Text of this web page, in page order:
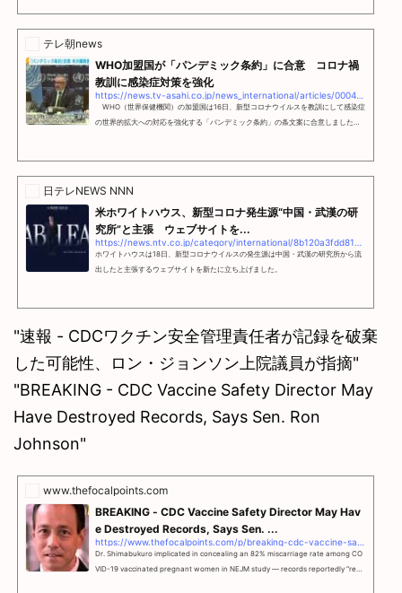
テレ朝news
WHO加盟国が「パンデミック条約」に合意 コロナ禍
教訓に感染症対策を強化
WHO（世界保健機関）の加盟国は16日、新型コロナウイルスを教訓にして感染症
の世界的拡大への対応を強化する「パンデミック条約」の条文案に合意しました。
ることやワクチンなどを製造する技術や知見を発展途上国に提...
日テレNEWS NNN
米ホワイトハウス、新型コロナ発生源“中国・武漢の研
究所”と主張 ウェブサイトを...
ホワイトハウスは18日、新型コロナウイルスの発生源は中国・武漢の研究所から流
出したと主張するウェブサイトを新たに立ち上げました。
"速報 - CDCワクチン安全管理責任者が記録を破棄
した可能性、ロン・ジョンソン上院議員が指摘"
"BREAKING - CDC Vaccine Safety Director May
Have Destroyed Records, Says Sen. Ron
Johnson"
www.thefocalpoints.com
BREAKING - CDC Vaccine Safety Director May Hav
e Destroyed Records, Says Sen. ...
Dr. Shimabukuro implicated in concealing an 82% miscarriage rate among CO
VID-19 vaccinated pregnant women in NEJM study — records reportedly “rem